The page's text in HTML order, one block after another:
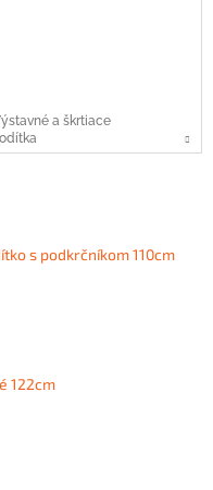
a škrtiace
s podkrčníkom 110cm
122cm